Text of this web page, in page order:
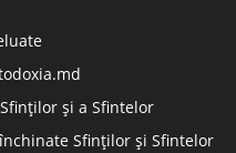
și a Sfintelor
Sfinților și Sfintelor